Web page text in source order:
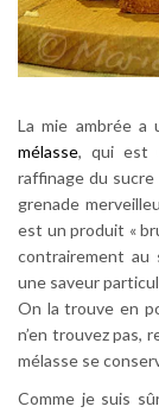
La mie ambrée a
mélasse, qui est
raffinage du sucre
grenade
est un produit «
contrairement au
une saveur
On la trouve en
n’en trouvez pas,
mélasse se
Comme je suis